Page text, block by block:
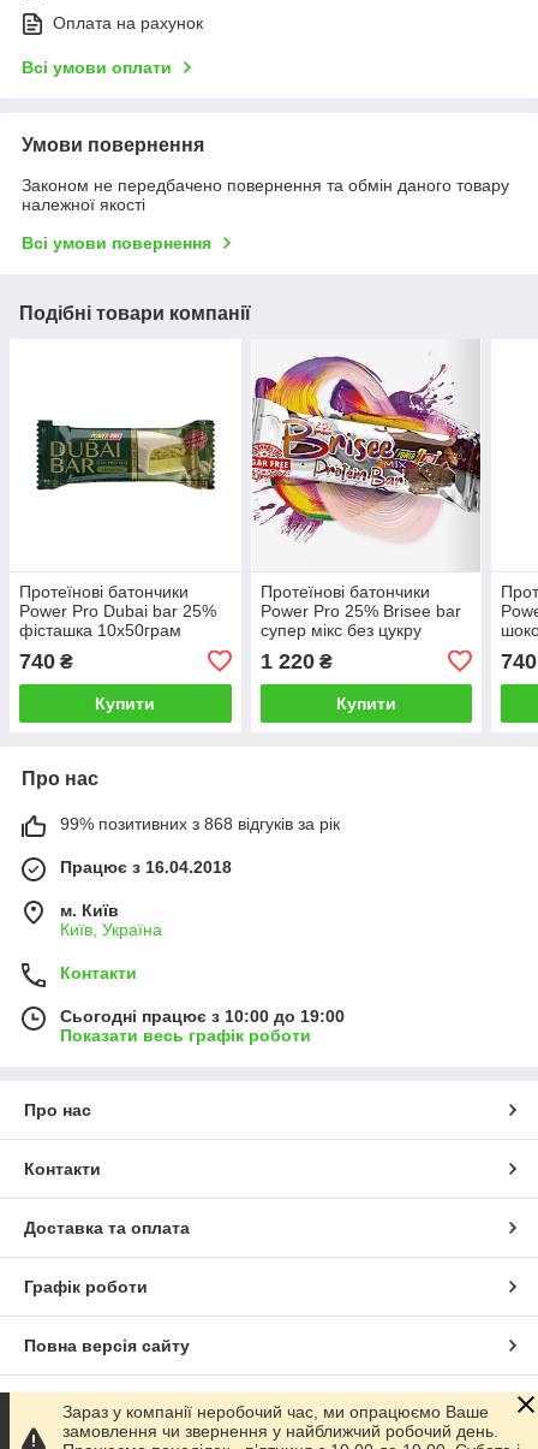
Оплата на рахунок
Всі умови оплати
Умови повернення
Законом не передбачено повернення та обмін даного товару
належної якості
Всі умови повернення
Подібні товари компанії
Протеїнові батончики
Power Pro Dubai bar 25%
фісташка 10х50грам
740 ₴
Купити
Протеїнові батончики
Power Pro 25% Brisee bar
супер мікс без цукру
1 220₴
Купити
740
Про нас
99% позитивних з 868 відгуків за рік
Працює з 16.04.2018
м. Київ
Київ, Україна
Контакти
Сьогодні працює з 10:00 до 19:00
Показати весь графік роботи
Про нас
Контакти
Доставка та оплата
Графік роботи
Повна версія сайту
Сайт створено на маркетплейсі
Зараз у компанії неробочий час, ми опрацюємо Ваше
замовлення чи звернення у найближчий робочий день.